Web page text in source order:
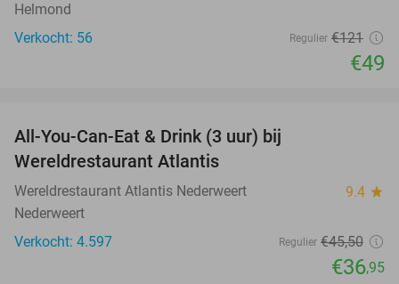
Helmond
Verkocht: 56
Regulier €121
€49
All-You-Can-Eat & Drink (3 uur) bij
Wereldrestaurant Atlantis
Wereldrestaurant Atlantis Nederweert 9.4 star
Nederweert
Verkocht: 4.597
Regulier €45,50
€36,95